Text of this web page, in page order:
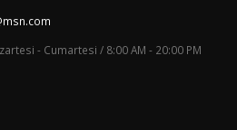
- Cumartesi / 8:00 AM - 20:00 PM